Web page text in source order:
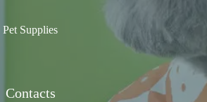
Pet Supplies
Contacts